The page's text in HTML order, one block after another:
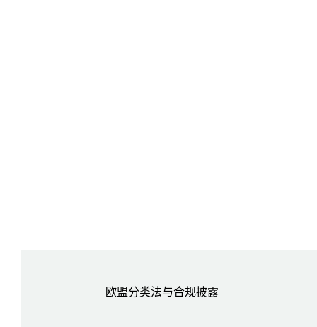
欧盟分类法与合规披露